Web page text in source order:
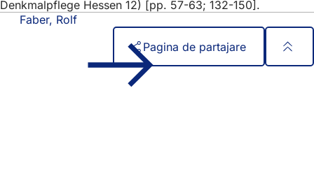
Denkmalpflege Hessen 12) [pp. 57-63; 132-150].
Faber, Rolf
Pagina de partajare